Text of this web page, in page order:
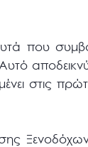
που
στις
Ξενοδόχων